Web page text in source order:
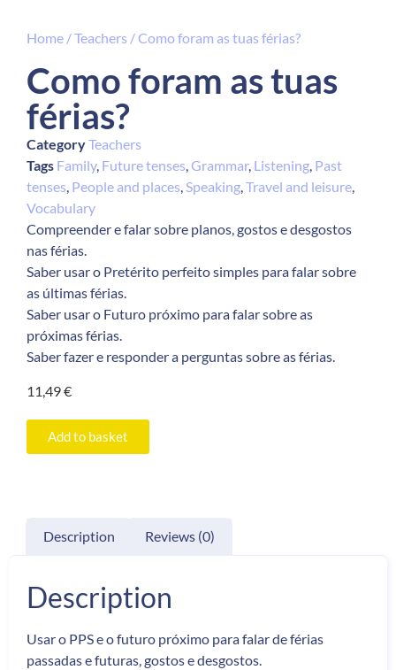
Home /Teachers / Como foram as tuas férias?
Como foram as tuas
férias?
CategoryTeachers
Tags Family, Future tenses,Grammar, Listening, Past
tenses, People and places,Speaking,Travel and leisure,
Vocabulary
Compreender e falar sobre planos, gostos e desgostos
nas férias.
Saber usar o Pretérito perfeito simples para falar sobre
as últimas férias.
Saber usar o Futuro próximo para falar sobre as
próximas férias.
Saber fazer e responder a perguntas sobre as férias.
11,49€
Add to basket
Description Reviews (0)
Description
Usar o PPS e o futuro próximo para falar de férias
passadas e futuras, gostos e desgostos.